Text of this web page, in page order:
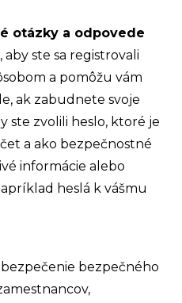
otázky a odpovede
, aby ste sa registrovali
a pomôžu vám
ak zabudnete svoje
ste zvolili heslo, ktoré je
a ako bezpečnostné
informácie alebo
heslá k vášmu
bezpečného